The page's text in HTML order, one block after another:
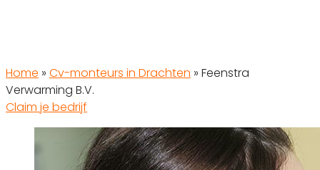
Home » Cv-monteurs in Drachten » Feenstra
Verwarming B.V.
Claim je bedrijf